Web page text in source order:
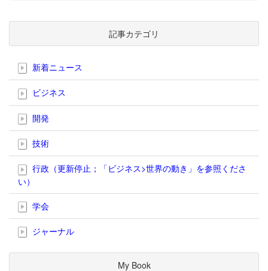
記事カテゴリ
新着ニュース
ビジネス
開発
技術
行政（更新停止；「ビジネス>世界の動き」を参照くださ
い）
学会
ジャーナル
My Book